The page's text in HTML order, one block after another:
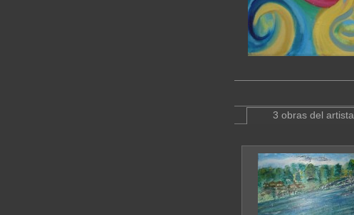
3 obras del artista